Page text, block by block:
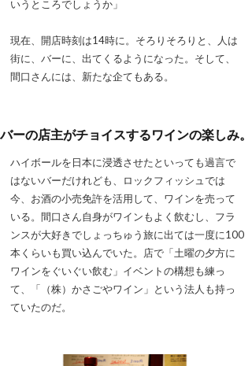
いうところでしょうか」
現在、開店時刻は14時に。そろりそろりと、人は
街に、バーに、出てくるようになった。そして、
間口さんには、新たな企てもある。
バーの店主がチョイスするワインの楽しみ。
ハイボールを日本に浸透させたといっても過言で
はないバーだけれども、ロックフィッシュでは
今、お酒の小売免許を活用して、ワインを売って
いる。間口さん自身がワインもよく飲むし、フラ
ンスが大好きでしょっちゅう旅に出ては一度に100
本くらいも買い込んでいた。店で「土曜の夕方に
ワインをぐいぐい飲む」イベントの構想も練っ
て、「（株）かさごやワイン」という法人も持っ
ていたのだ。